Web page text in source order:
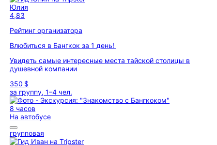
Юлия
4,83
Рейтинг организатора
Влюбиться в Бангкок за 1 день!
Увидеть самые интересные места тайской столицы в
душевной компании
350 $
за группу, 1–4 чел.
8 часов
На автобусе
групповая